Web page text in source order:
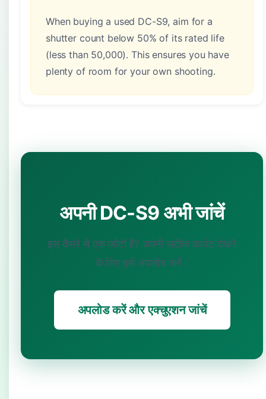
When buying a used DC-S9, aim for a
shutter count below 50% of its rated life
(less than 50,000). This ensures you have
plenty of room for your own shooting.
अपनी DC-S9 अभी जांचें
इस कैमरे से एक फोटो है? अपनी सटीक काउंट देखने
के लिए इसे अपलोड करें।
अपलोड करें और एक्चुएशन जांचें